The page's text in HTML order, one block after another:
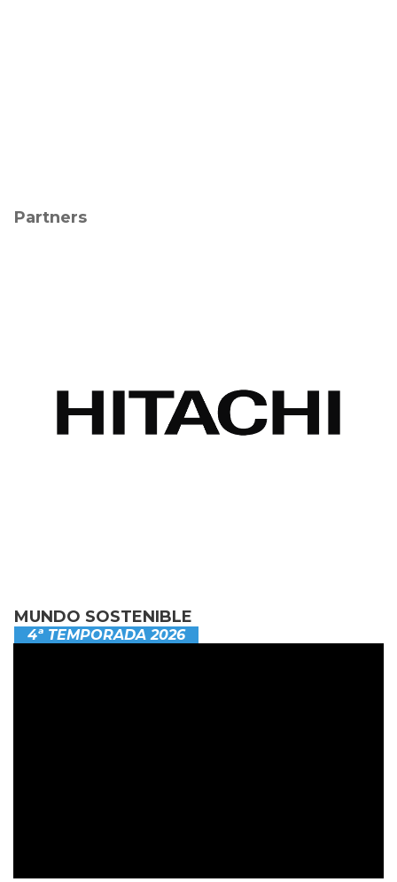
Partners
MUNDO SOSTENIBLE
4ª TEMPORADA 2026